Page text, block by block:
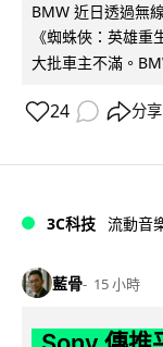
BMW 近日透過無
《蜘蛛俠：英雄
大批車主不滿。
24 分享
3C科技 流動音
藍骨 15 小時